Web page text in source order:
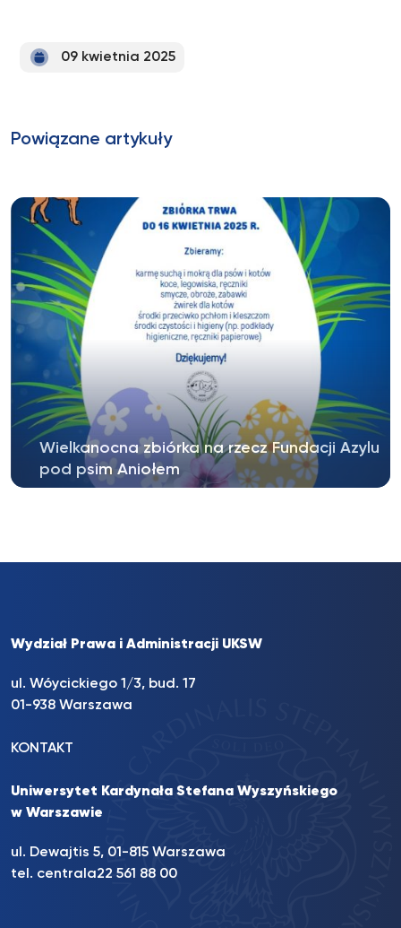
09 kwietnia 2025
Powiązane artykuły
Wielkanocna zbiórka na rzecz Fundacji Azylu
pod psim Aniołem
Wydział Prawa i Administracji UKSW
ul. Wóycickiego 1/3, bud. 17
01-938 Warszawa
KONTAKT
Uniwersytet Kardynała Stefana Wyszyńskiego
w Warszawie
ul. Dewajtis 5, 01-815 Warszawa
tel. centrala22 561 88 00